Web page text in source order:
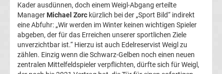
Pokal
Champions
League
Kader ausdünnen, doch einem Weigl-Abgang erteilte
Manager Michael Zorc kürzlich bei der „Sport Bild“ indirekt
eine Abfuhr: „Wir werden im Winter keinen wichtigen Spieler
abgeben, der für das Erreichen unserer sportlichen Ziele
unverzichtbar ist.“ Hierzu ist auch Edelreservist Weigl zu
zählen. Einzig wenn die Schwarz-Gelben noch einen neuen
zentralen Mittelfeldspieler verpflichten, dürfte sich für Weigl,